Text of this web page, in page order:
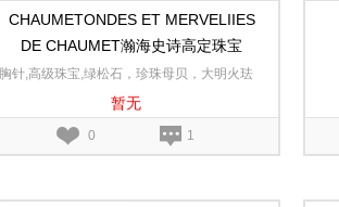
CHAUMETONDES ET MERVELIIES
DE CHAUMET瀚海史诗高定珠宝
Encres澜海爱印白金、玫瑰金和黄金可
转换胸针
胸针,高级珠宝,绿松石，珍珠母贝，大明火珐
琅,无色钻石,18K白金,18K玫瑰金,18K黄金
暂无
0 1